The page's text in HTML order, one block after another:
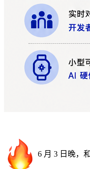
6 月 3 日晚，